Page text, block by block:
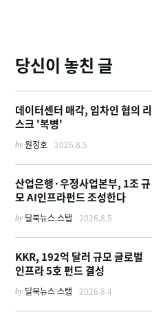
당신이 놓친 글
데이터센터 매각, 임차인 협의 리
스크 '복병'
by원정호 2026.8.5
산업은행·우정사업본부, 1조 규
모 AI인프라펀드 조성한다
by 딜북뉴스 스탭 2026.8.5
KKR, 192억 달러 규모 글로벌
인프라 5호 펀드 결성
by 딜북뉴스 스탭 2026.8.4